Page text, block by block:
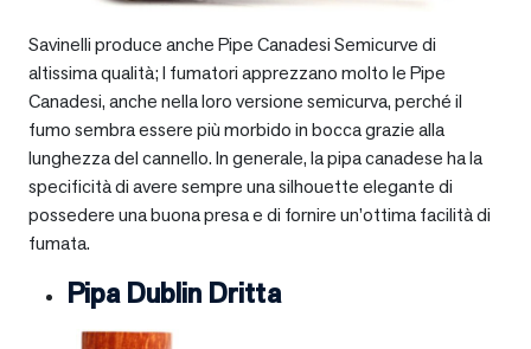
Savinelli produce anche Pipe Canadesi Semicurve di
altissima qualità; I fumatori apprezzano molto le Pipe
Canadesi, anche nella loro versione semicurva, perché il
fumo sembra essere più morbido in bocca grazie alla
lunghezza del cannello. In generale, la pipa canadese ha la
specificità di avere sempre una silhouette elegante di
possedere una buona presa e di fornire un’ottima facilità di
fumata.
Pipa Dublin Dritta